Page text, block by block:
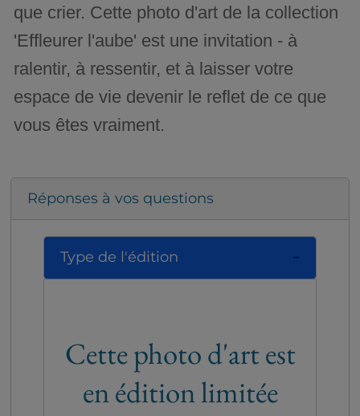
que crier. Cette photo d'art de la collection
'Effleurer l'aube' est une invitation - à
ralentir, à ressentir, et à laisser votre
espace de vie devenir le reflet de ce que
vous êtes vraiment.
Réponses à vos questions
Type de l'édition
Cette photo d'art est
en édition limitée